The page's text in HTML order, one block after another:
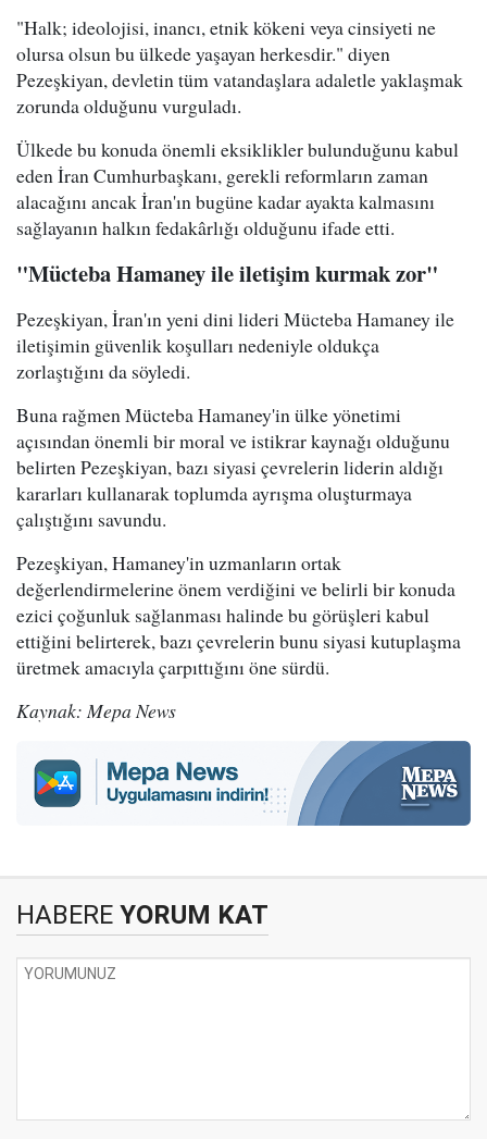
"Halk; ideolojisi, inancı, etnik kökeni veya cinsiyeti ne
olursa olsun bu ülkede yaşayan herkesdir." diyen
Pezeşkiyan, devletin tüm vatandaşlara adaletle yaklaşmak
zorunda olduğunu vurguladı.
Ülkede bu konuda önemli eksiklikler bulunduğunu kabul
eden İran Cumhurbaşkanı, gerekli reformların zaman
alacağını ancak İran'ın bugüne kadar ayakta kalmasını
sağlayanın halkın fedakârlığı olduğunu ifade etti.
"Mücteba Hamaney ile iletişim kurmak zor"
Pezeşkiyan, İran'ın yeni dini lideri Mücteba Hamaney ile
iletişimin güvenlik koşulları nedeniyle oldukça
zorlaştığını da söyledi.
Buna rağmen Mücteba Hamaney'in ülke yönetimi
açısından önemli bir moral ve istikrar kaynağı olduğunu
belirten Pezeşkiyan, bazı siyasi çevrelerin liderin aldığı
kararları kullanarak toplumda ayrışma oluşturmaya
çalıştığını savundu.
Pezeşkiyan, Hamaney'in uzmanların ortak
değerlendirmelerine önem verdiğini ve belirli bir konuda
ezici çoğunluk sağlanması halinde bu görüşleri kabul
ettiğini belirterek, bazı çevrelerin bunu siyasi kutuplaşma
üretmek amacıyla çarpıttığını öne sürdü.
Kaynak: Mepa News
HABERE YORUM KAT